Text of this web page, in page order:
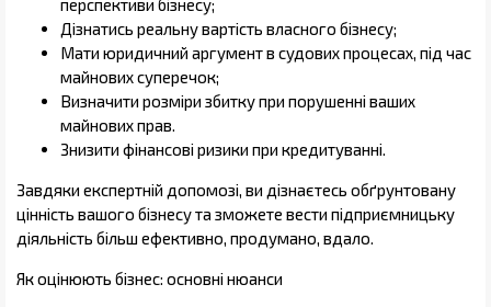
перспективи бізнесу;
Дізнатись реальну вартість власного бізнесу;
Мати юридичний аргумент в судових процесах, під час
майнових суперечок;
Визначити розміри збитку при порушенні ваших
майнових прав.
Знизити фінансові ризики при кредитуванні.
Завдяки експертній допомозі, ви дізнаєтесь обґрунтовану
цінність вашого бізнесу та зможете вести підприємницьку
діяльність більш ефективно, продумано, вдало.
Як оцінюють бізнес: основні нюанси